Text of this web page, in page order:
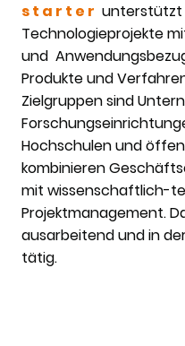
s t a r t e r unterstützt
Technologieprojekte
und
Produkte und
Zielgruppen sind
Hochschulen und
kombinieren
mit wissenschaftlich-
Projektmanagement.
ausarbeitend und in
tätig.